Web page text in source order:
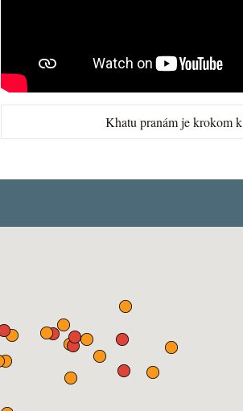
Khatu pranám je krokom